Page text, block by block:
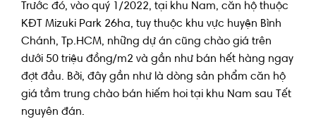
Trước đó, vào quý 1/2022, tại khu Nam, căn hộ thuộc
KĐT Mizuki Park 26ha, tuy thuộc khu vực huyện Bình
Chánh, Tp.HCM, những dự án cũng chào giá trên
dưới 50 triệu đồng/m2 và gần như bán hết hàng ngay
đợt đầu. Bởi, đây gần như là dòng sản phẩm căn hộ
giá tầm trung chào bán hiếm hoi tại khu Nam sau Tết
nguyên đán.